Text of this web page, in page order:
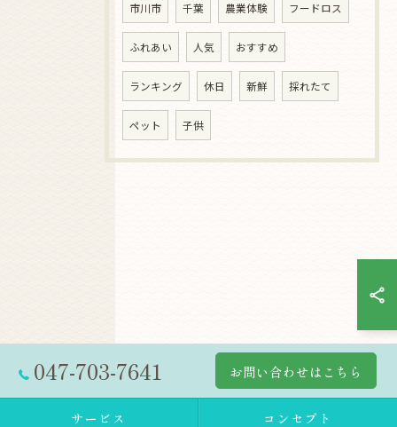
市川市 千葉 農業体験 フードロス
ふれあい 人気 おすすめ
ランキング 休日 新鮮 採れたて
ペット 子供
047-703-7641 お問い合わせはこちら
サービス コンセプト